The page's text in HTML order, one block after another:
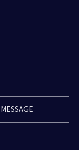
MESSAGE